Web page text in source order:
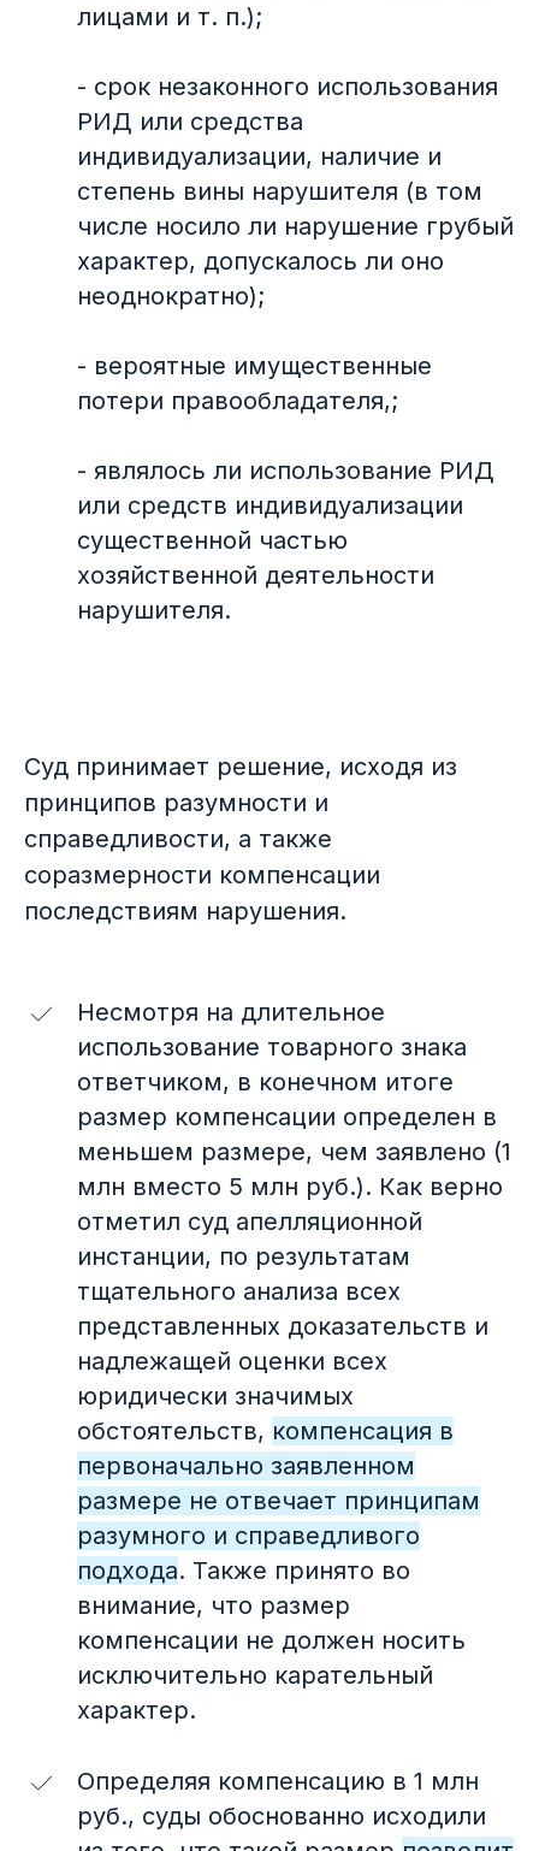
лицами и т. п.);
- срок незаконного использования
РИД или средства
индивидуализации, наличие и
степень вины нарушителя (в том
числе носило ли нарушение грубый
характер, допускалось ли оно
неоднократно);
- вероятные имущественные
потери правообладателя,;
- являлось ли использование РИД
или средств индивидуализации
существенной частью
хозяйственной деятельности
нарушителя.
Суд принимает решение, исходя из
принципов разумности и
справедливости, а также
соразмерности компенсации
последствиям нарушения.
Несмотря на длительное
использование товарного знака
ответчиком, в конечном итоге
размер компенсации определен в
меньшем размере, чем заявлено (1
млн вместо 5 млн руб.). Как верно
отметил суд апелляционной
инстанции, по результатам
тщательного анализа всех
представленных доказательств и
надлежащей оценки всех
юридически значимых
обстоятельств, компенсация в
первоначально заявленном
размере не отвечает принципам
разумного и справедливого
подхода. Также принято во
внимание, что размер
компенсации не должен носить
исключительно карательный
характер.
Определяя компенсацию в 1 млн
руб., суды обоснованно исходили
Ждун снова нуждается в защите —
пародия, переработка или
01
Интересные
прецеденты
Географические названия в
преждепользования
Тренды
Столкновение «старшего» и
«младшего» товарных знаков
02
Академический
взгляд
Ретроактивная оговорка
В этом выпуске